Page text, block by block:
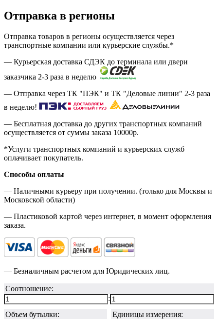
Отправка в регионы
Отправка товаров в регионы осуществляется через
транспортные компании или курьерские службы.*
— Курьерская доставка СДЭК до терминала или двери
заказчика 2-3 раза в неделю
— Отправка через ТК "ПЭК" и ТК "Деловые линии" 2-3 раза
в неделю!
— Бесплатная доставка до других транспортных компаний
осуществляется от суммы заказа 10000р.
*Услуги транспортных компаний и курьерских служб
оплачивает покупатель.
Способы оплаты
— Наличными курьеру при получении. (только для Москвы и
Московской области)
— Пластиковой картой через интернет, в момент оформления
заказа.
— Безналичным расчетом для Юридических лиц.
Соотношение:
:
Объем бутылки:
Единицы измерения: